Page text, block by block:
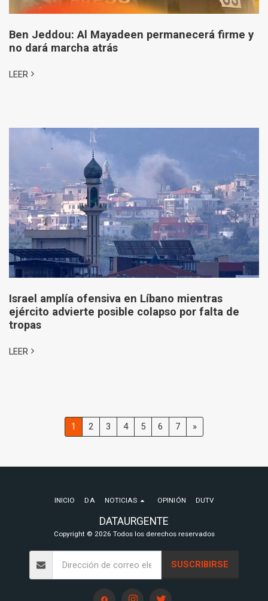
Ben Jeddou: Al Mayadeen permanecerá firme y
no dará marcha atrás
LEER
Israel amplía ofensiva en Líbano mientras
ejército advierte posible colapso por falta de
tropas
LEER
1 2 3 4 5 6 7 »
DATAURGENTE
Copyright © 2026 Todos los derechos reservados
INICIO DA NOTICIAS OPINIÓN DUTV
SUSCRIBIRSE